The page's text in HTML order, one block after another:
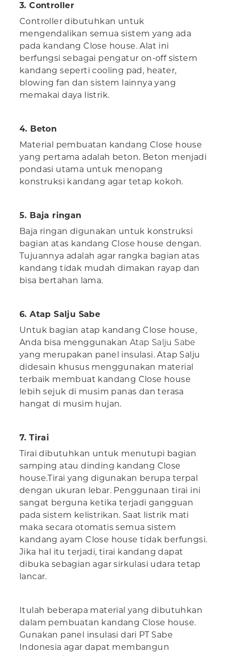
3. Controller
Controller dibutuhkan untuk
mengendalikan semua sistem yang ada
pada kandang Close house. Alat ini
berfungsi sebagai pengatur on-off sistem
kandang seperti cooling pad, heater,
blowing fan dan sistem lainnya yang
memakai daya listrik.
4. Beton
Material pembuatan kandang Close house
yang pertama adalah beton. Beton menjadi
pondasi utama untuk menopang
konstruksi kandang agar tetap kokoh.
5. Baja ringan
Baja ringan digunakan untuk konstruksi
bagian atas kandang Close house dengan.
Tujuannya adalah agar rangka bagian atas
kandang tidak mudah dimakan rayap dan
bisa bertahan lama.
6. Atap Salju Sabe
Untuk bagian atap kandang Close house,
Anda bisa menggunakan Atap Salju Sabe
yang merupakan panel insulasi. Atap Salju
didesain khusus menggunakan material
terbaik membuat kandang Close house
lebih sejuk di musim panas dan terasa
hangat di musim hujan.
7. Tirai
Tirai dibutuhkan untuk menutupi bagian
samping atau dinding kandang Close
house.Tirai yang digunakan berupa terpal
dengan ukuran lebar. Penggunaan tirai ini
sangat berguna ketika terjadi gangguan
pada sistem kelistrikan. Saat listrik mati
maka secara otomatis semua sistem
kandang ayam Close house tidak berfungsi.
Jika hal itu terjadi, tirai kandang dapat
dibuka sebagian agar sirkulasi udara tetap
lancar.
Itulah beberapa material yang dibutuhkan
dalam pembuatan kandang Close house.
Gunakan panel insulasi dari PT Sabe
Indonesia agar dapat membangun